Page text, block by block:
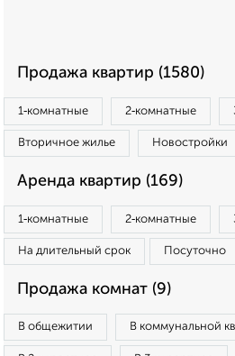
Продажа квартир (1580)
1‑комнатные 2‑комнатные
Вторичное жилье Новостройки
Аренда квартир (169)
1‑комнатные 2‑комнатные
На длительный срок Посуточно
Продажа комнат (9)
В общежитии В коммунальной